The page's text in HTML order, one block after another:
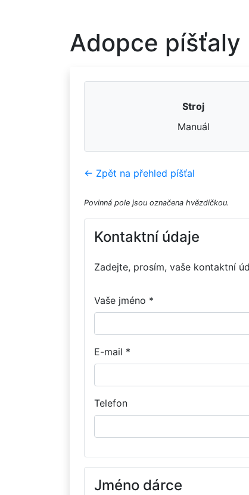
Adopce píšťaly
Stroj
Manuál
← Zpět na přehled píšťal
Povinná pole jsou označena hvězdičkou.
Kontaktní údaje
Zadejte, prosím, vaše kontaktní
Vaše jméno *
E-mail *
Telefon
Jméno dárce